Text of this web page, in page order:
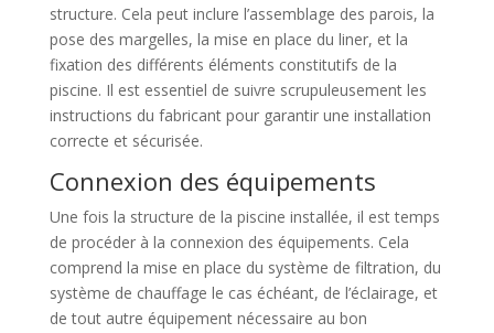
structure. Cela peut inclure l’assemblage des parois, la
pose des margelles, la mise en place du liner, et la
fixation des différents éléments constitutifs de la
piscine. Il est essentiel de suivre scrupuleusement les
instructions du fabricant pour garantir une installation
correcte et sécurisée.
Connexion des équipements
Une fois la structure de la piscine installée, il est temps
de procéder à la connexion des équipements. Cela
comprend la mise en place du système de filtration, du
système de chauffage le cas échéant, de l’éclairage, et
de tout autre équipement nécessaire au bon